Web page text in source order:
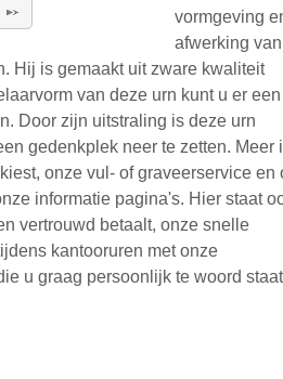
vormgeving
afwerking van
Hij is gemaakt uit zware kwaliteit
van deze urn kunt u er een
Door zijn uitstraling is deze urn
gedenkplek neer te zetten. Meer
onze vul- of graveerservice en
informatie pagina's. Hier staat
vertrouwd betaalt, onze snelle
kantooruren met onze
u graag persoonlijk te woord